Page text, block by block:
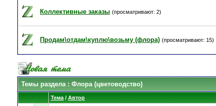
Коллективные заказы (просматривают: 2)
Продам\отдам\куплю\возьму (флора) (просматривают: 15)
Темы раздела: Флора (цветоводство)
Тема / Автор